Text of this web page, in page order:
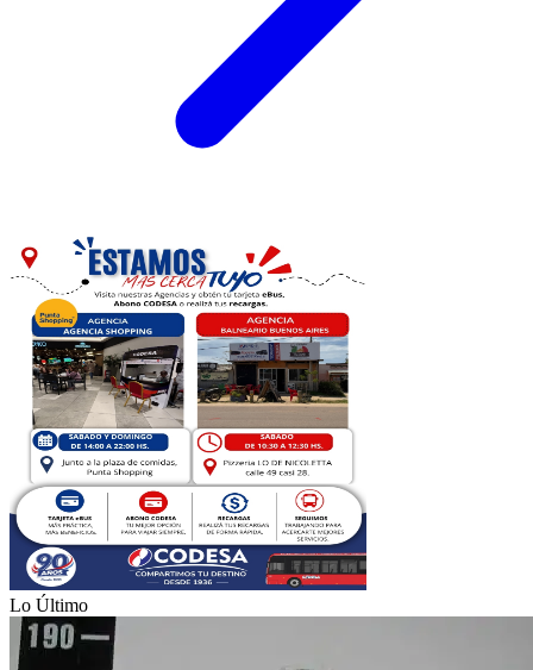
Lo Último